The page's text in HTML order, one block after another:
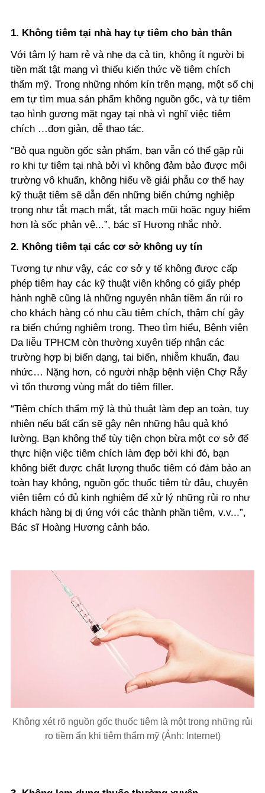
1. Không tiêm tại nhà hay tự tiêm cho bản thân
Với tâm lý ham rẻ và nhẹ dạ cả tin, không ít người bị
tiền mất tật mang vì thiếu kiến thức về tiêm chích
thẩm mỹ. Trong những nhóm kín trên mạng, một số chị
em tự tìm mua sản phẩm không nguồn gốc, và tự tiêm
tạo hình gương mặt ngay tại nhà vì nghĩ việc tiêm
chích …đơn giản, dễ thao tác.
“Bỏ qua nguồn gốc sản phẩm, bạn vẫn có thể gặp rủi
ro khi tự tiêm tại nhà bởi vì không đảm bảo được môi
trường vô khuẩn, không hiểu về giải phẫu cơ thể hay
kỹ thuật tiêm sẽ dẫn đến những biến chứng nghiệp
trọng như tắt mạch mắt, tắt mạch mũi hoặc nguy hiểm
hơn là sốc phản vệ...”, bác sĩ Hương nhắc nhở.
2. Không tiêm tại các cơ sở không uy tín
Tương tự như vậy, các cơ sở y tế không được cấp
phép tiêm hay các kỹ thuật viên không có giấy phép
hành nghề cũng là những nguyên nhân tiềm ẩn rủi ro
cho khách hàng có nhu cầu tiêm chích, thậm chí gây
ra biến chứng nghiêm trọng. Theo tìm hiểu, Bệnh viện
Da liễu TPHCM còn thường xuyên tiếp nhận các
trường hợp bị biến dạng, tai biến, nhiễm khuẩn, đau
nhức… Nặng hơn, có người nhập bệnh viện Chợ Rẫy
vì tổn thương vùng mắt do tiêm filler.
“Tiêm chích thẩm mỹ là thủ thuật làm đẹp an toàn, tuy
nhiên nếu bất cẩn sẽ gây nên những hậu quả khó
lường. Bạn không thể tùy tiện chọn bừa một cơ sở để
thực hiện việc tiêm chích làm đẹp bởi khi đó, bạn
không biết được chất lượng thuốc tiêm có đảm bảo an
toàn hay không, nguồn gốc thuốc tiêm từ đâu, chuyên
viên tiêm có đủ kinh nghiệm để xử lý những rủi ro như
khách hàng bị dị ứng với các thành phần tiêm, v.v...”,
Bác sĩ Hoàng Hương cảnh báo.
Không xét rõ nguồn gốc thuốc tiêm là một trong những rủi
ro tiềm ẩn khi tiêm thẩm mỹ (Ảnh: Internet)